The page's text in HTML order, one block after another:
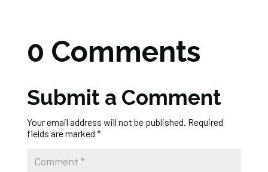
0 Comments
Submit a Comment
Your email address will not be published. Required
fields are marked *